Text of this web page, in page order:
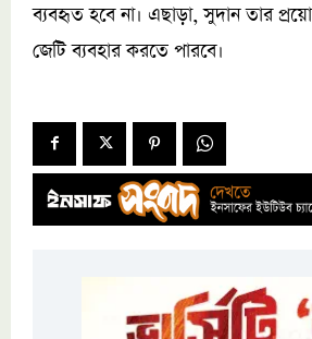
ব্যবহৃত হবে না। এছাড়া, সুদান তার
জেটি ব্যবহার করতে পারবে।